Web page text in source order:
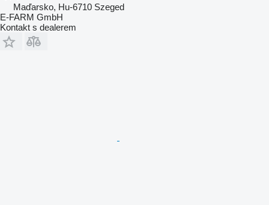
Maďarsko, Hu-6710 Szeged
E-FARM GmbH
Kontakt s dealerem